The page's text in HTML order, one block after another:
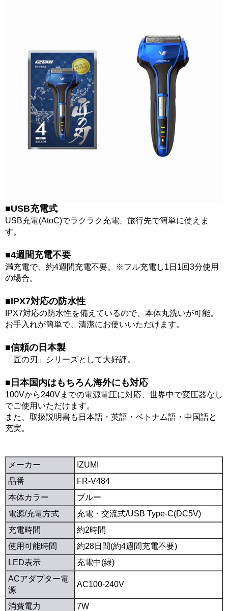
■USB充電式
USB充電(AtoC)でラクラク充電、旅行先で簡単に使えま
す。
■4週間充電不要
満充電で、約4週間充電不要。※フル充電し1日1回3分使用
の場合。
■IPX7対応の防水性
IPX7対応の防水性を備えているので、本体丸洗いが可能。
お手入れが簡単で、清潔にお使いいただけます。
■信頼の日本製
「匠の刃」シリーズとして大好評。
■日本国内はもちろん海外にも対応
100Vから240Vまでの電源電圧に対応、世界中で変圧器なし
でご使用いただけます。
また、取扱説明書も日本語・英語・ベトナム語・中国語と
充実。
メーカー
IZUMI
品番
FR-V484
本体カラー
ブルー
電源/充電方式
充電・交流式/USB Type-C(DC5V)
充電時間
約2時間
使用可能時間
約28日間(約4週間充電不要)
LED表示
充電中(緑)
ACアダプター電
源
AC100-240V
消費電力 7W